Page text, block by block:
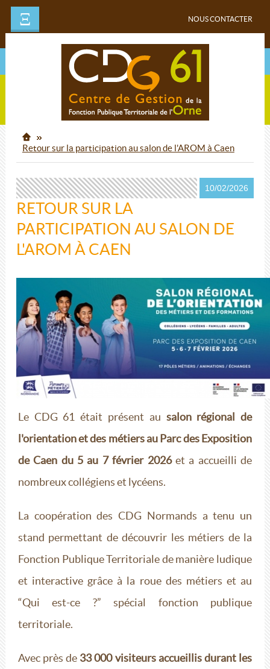
Ξ NOUS CONTACTER
Retour sur la participation au salon de l'AROM à Caen
10/02/2026
RETOUR SUR LA
PARTICIPATION AU SALON DE
L'AROM À CAEN
Le CDG 61 était présent au salon régional de
l'orientation et des métiers au Parc des Exposition
de Caen du 5 au 7 février 2026 et a accueilli de
nombreux collégiens et lycéens.
La coopération des CDG Normands a tenu un
stand permettant de découvrir les métiers de la
Fonction Publique Territoriale de manière ludique
et interactive grâce à la roue des métiers et au
“Qui est-ce ?” spécial fonction publique
territoriale.
Avec près de 33 000 visiteurs accueillis durant les